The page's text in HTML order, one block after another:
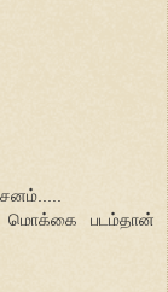
மொக்கை படம்தான்